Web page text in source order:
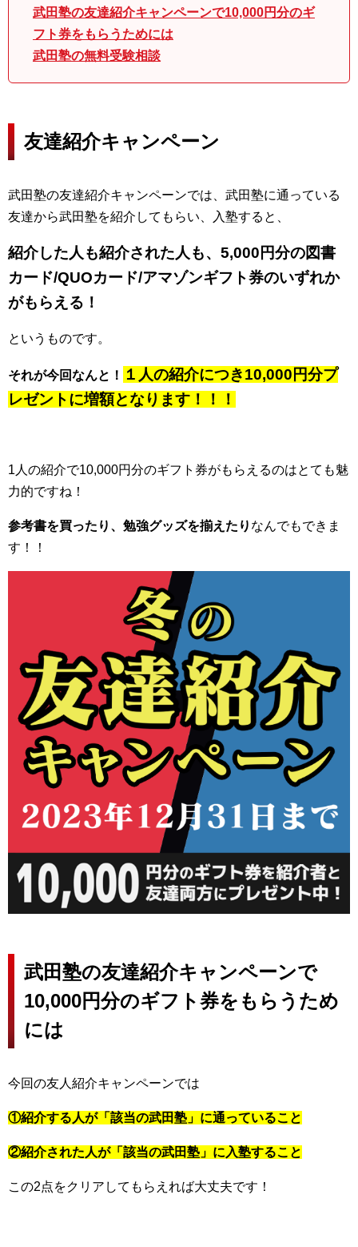
武田塾の友達紹介キャンペーンで10,000円分のギ
フト券をもらうためには
武田塾の無料受験相談
友達紹介キャンペーン
武田塾の友達紹介キャンペーンでは、武田塾に通っている
友達から武田塾を紹介してもらい、入塾すると、
紹介した人も紹介された人も、5,000円分の図書
カード/QUOカード/アマゾンギフト券のいずれか
がもらえる！
というものです。
それが今回なんと！
１人の紹介につき10,000円分プ
レゼントに増額となります！！！
1人の紹介で10,000円分のギフト券がもらえるのはとても魅
力的ですね！
参考書を買ったり、勉強グッズを揃えたり なんでもできま
す！！
武田塾の友達紹介キャンペーンで
10,000円分のギフト券をもらうため
には
今回の友人紹介キャンペーンでは
①紹介する人が「該当の武田塾」に通っていること
②紹介された人が「該当の武田塾」に入塾すること
この2点をクリアしてもらえれば大丈夫です！